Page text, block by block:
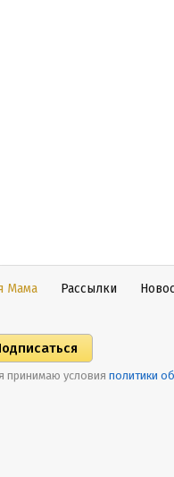
Мама Рассылки
принимаю условия политики